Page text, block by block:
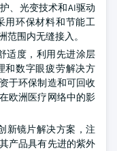
、光变技术和AI驱动
用环保材料和节能工
围内无缝接入。
适度，利用先进涂层
和数字眼疲劳解决方
于环保制造和可回收
欧洲医疗网络中的影
新镜片解决方案，注
产品具有先进的紫外